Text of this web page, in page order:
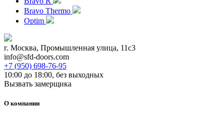
Bravo Thermo
Optim
г. Москва, Промышленная улица, 11с3
info@sfd-doors.com
+7 (950) 698-76-95
10:00 до 18:00, без выходных
Вызвать замерщика
О компании